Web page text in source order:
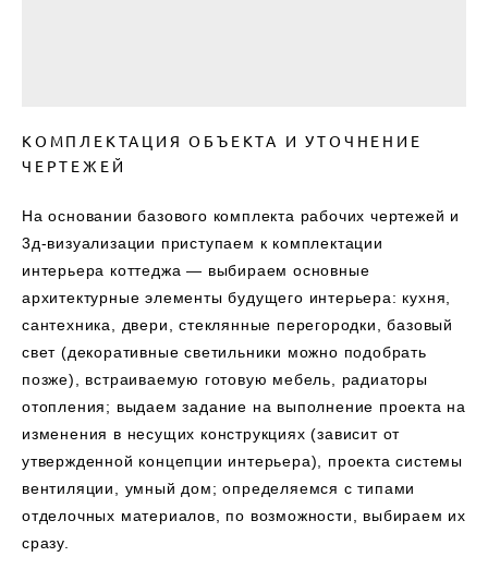
КОМПЛЕКТАЦИЯ ОБЪЕКТА И УТОЧНЕНИЕ
ЧЕРТЕЖЕЙ
На основании базового комплекта рабочих чертежей и
3д-визуализации приступаем к комплектации
интерьера коттеджа — выбираем основные
архитектурные элементы будущего интерьера: кухня,
сантехника, двери, стеклянные перегородки, базовый
свет (декоративные светильники можно подобрать
позже), встраиваемую готовую мебель, радиаторы
отопления; выдаем задание на выполнение проекта на
изменения в несущих конструкциях (зависит от
утвержденной концепции интерьера), проекта системы
вентиляции, умный дом; определяемся с типами
отделочных материалов, по возможности, выбираем их
сразу.